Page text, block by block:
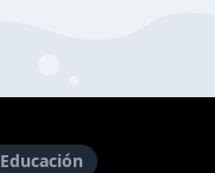
Educación